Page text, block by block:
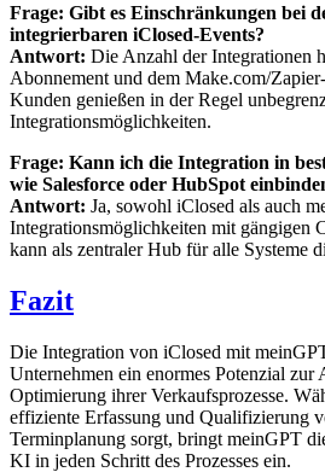
Frage: Gibt es Einschränkungen bei
integrierbaren iClosed-Events?
Antwort: Die Anzahl der Integrationen
Abonnement und dem Make.com/
Kunden genießen in der Regel
Integrationsmöglichkeiten.
Frage: Kann ich die Integration in
wie Salesforce oder HubSpot
Antwort: Ja, sowohl iClosed als auch
Integrationsmöglichkeiten mit gängigen
kann als zentraler Hub für alle Systeme
Fazit
Die Integration von iClosed mit
Unternehmen ein enormes Potenzial zur
Optimierung ihrer Verkaufsprozesse.
effiziente Erfassung und Qualifizierung
Terminplanung sorgt, bringt meinGPT
KI in jeden Schritt des Prozesses ein.